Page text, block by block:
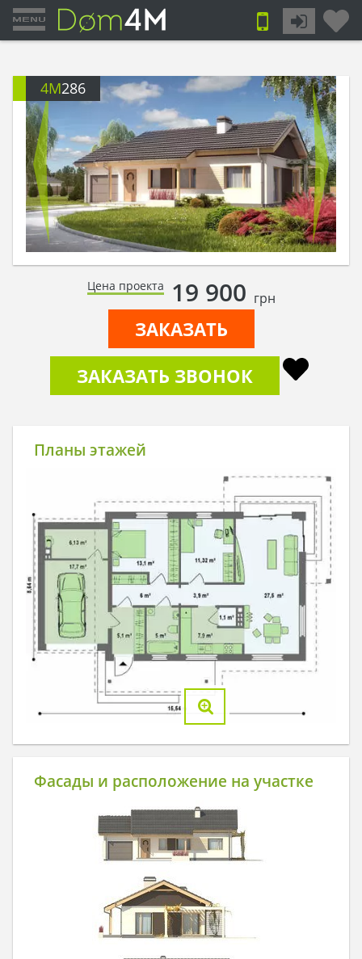
4M286
Цена проекта 19 900 грн
ЗАКАЗАТЬ
ЗАКАЗАТЬ ЗВОНОК
Планы этажей
Фасады и расположение на участке